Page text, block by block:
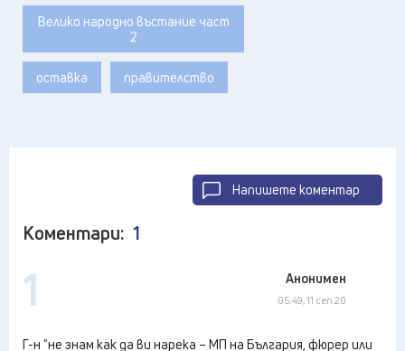
Велико народно въстание част
2
оставка правителство
Напишете коментар
Коментари: 1
1 Анонимен
05:49, 11 сеп 20
Г-н "не знам как да ви нарека – МП на България, фюрер или